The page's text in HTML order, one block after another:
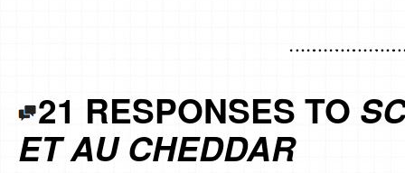
21 RESPONSES TO
ET AU CHEDDAR